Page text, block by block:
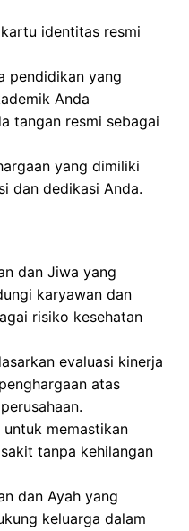
identitas resmi
pendidikan yang
Anda
tangan resmi sebagai
yang dimiliki
dan dedikasi Anda.
dan Jiwa yang
karyawan dan
risiko kesehatan
evaluasi kinerja
atas
memastikan
tanpa kehilangan
dan Ayah yang
keluarga dalam